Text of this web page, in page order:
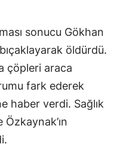
sonucu Gökhan
öldürdü.
çöpleri araca
fark ederek
haber verdi. Sağlık